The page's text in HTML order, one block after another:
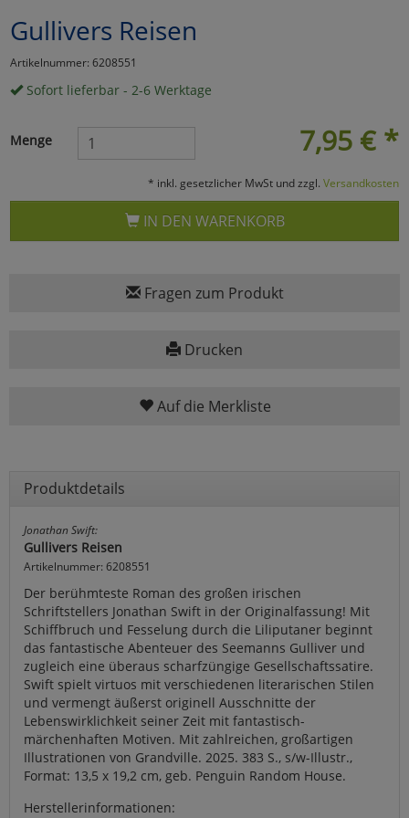
Gullivers Reisen
Artikelnummer: 6208551
Sofort lieferbar - 2-6 Werktage
7,95 € *
Menge
* inkl. gesetzlicher MwSt und zzgl. Versandkosten
IN DEN WARENKORB
Fragen zum Produkt
Drucken
Auf die Merkliste
Produktdetails
Jonathan Swift:
Gullivers Reisen
Artikelnummer: 6208551
Der berühmteste Roman des großen irischen
Schriftstellers Jonathan Swift in der Originalfassung! Mit
Schiffbruch und Fesselung durch die Liliputaner beginnt
das fantastische Abenteuer des Seemanns Gulliver und
zugleich eine überaus scharfzüngige Gesellschaftssatire.
Swift spielt virtuos mit verschiedenen literarischen Stilen
und vermengt äußerst originell Ausschnitte der
Lebenswirklichkeit seiner Zeit mit fantastisch-
märchenhaften Motiven. Mit zahlreichen, großartigen
Illustrationen von Grandville. 2025. 383 S., s/w-Illustr.,
Format: 13,5 x 19,2 cm, geb. Penguin Random House.
Herstellerinformationen:
Marketing
Umfragetools
Cookies
Einstellungen speichern
zu Haupptseite